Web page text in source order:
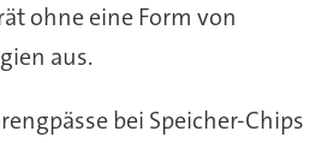
ohne eine Form von
aus.
bei Speicher-Chips